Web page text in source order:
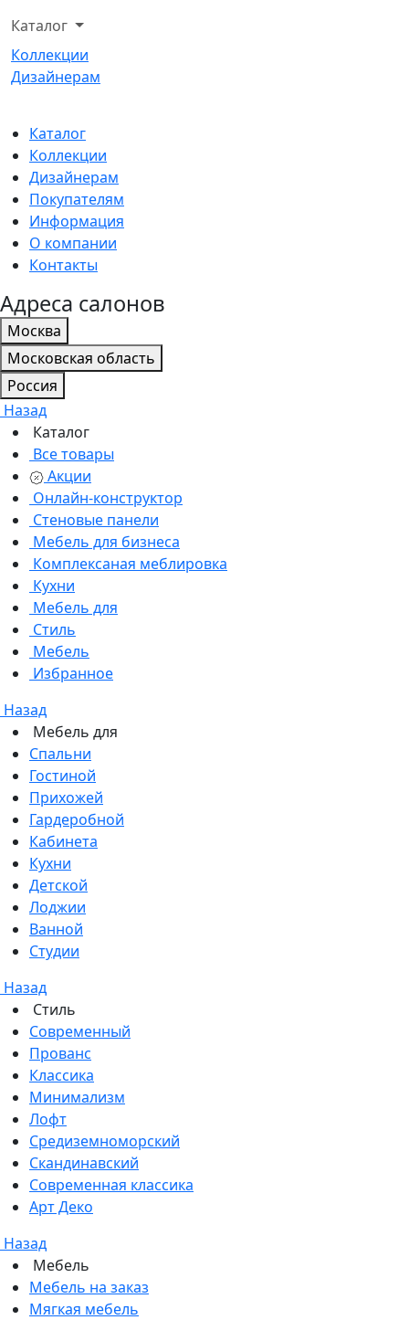
Каталог
Коллекции
Дизайнерам
Каталог
Коллекции
Дизайнерам
Покупателям
Информация
О компании
Контакты
Адреса салонов
Москва
Московская область
Россия
Назад
Каталог
Все товары
Акции
Онлайн-конструктор
Стеновые панели
Мебель для бизнеса
Комплексаная меблировка
Кухни
Мебель для
Стиль
Мебель
Избранное
Назад
Мебель для
Спальни
Гостиной
Прихожей
Гардеробной
Кабинета
Кухни
Детской
Лоджии
Ванной
Студии
Назад
Стиль
Современный
Прованс
Классика
Минимализм
Лофт
Средиземноморский
Скандинавский
Современная классика
Арт Деко
Назад
Мебель
Мебель на заказ
Мягкая мебель